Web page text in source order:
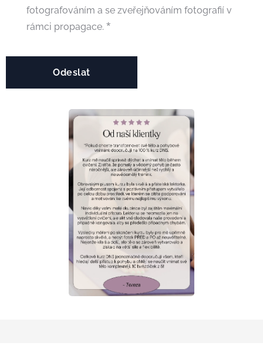
fotografováním a se zveřejňováním fotografií v
rámci propagace.
Odeslat